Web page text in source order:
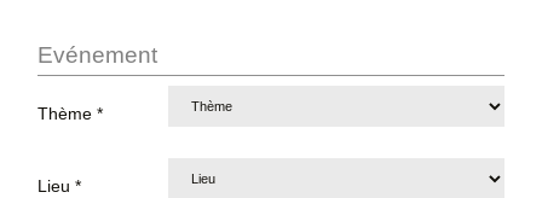
Evénement
Thème *
Lieu *